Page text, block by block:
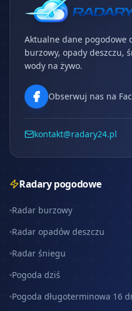
Aktualne dane pogodowe
burzowy, opady deszczu,
wody na żywo.
Obserwuj nas na
kontakt@radary24.pl
Radary pogodowe
Radar burzowy
Radar opadów deszczu
Radar śniegu
Pogoda dziś
Pogoda długoterminowa 16